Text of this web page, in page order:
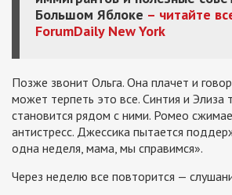
Большом Яблоке – читайте
ForumDaily New York
Позже звонит Ольга. Она плачет и
может терпеть это все. Синтия и Элиза
становится рядом с ними. Ромео
антистресс. Джессика пытается
одна неделя, мама, мы справимся».
Через неделю все повторится —